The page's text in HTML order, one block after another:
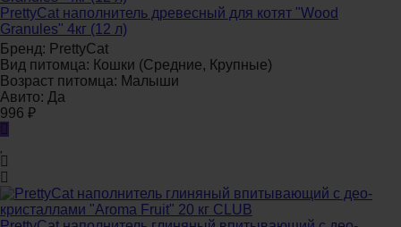
PrettyCat наполнитель древесный для котят "Wood
Granules" 4кг (12 л)
Бренд: PrettyCat
Вид питомца: Кошки (Средние, Крупные)
Возраст питомца: Малыши
Авито: Да
996 ₽